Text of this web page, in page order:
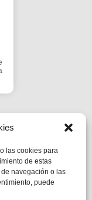
las cookies para
de estas
navegación o las
puede